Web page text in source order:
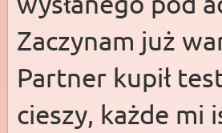
Zaczynam już
Partner kupił
cieszy, każde mi